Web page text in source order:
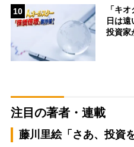
10
「キ
日は
投資
注目の著者・連載
藤川里絵「さあ、投資